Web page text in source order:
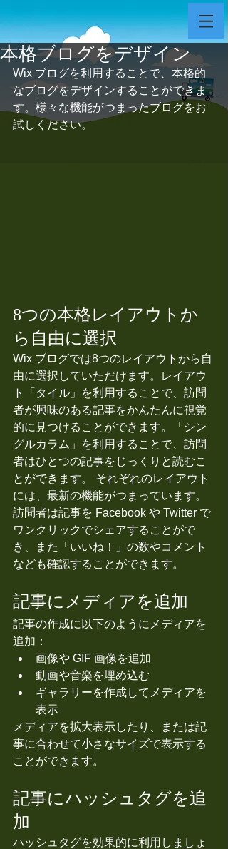
本格ブログをデザイン
Wix ブログを利用することで、本格的
なブログをデザインすることができま
す。様々な機能がつまったブログをお
試しください。
8つの本格レイアウトか
ら自由に選択
Wix ブログでは8つのレイアウトから自
由に選択していただけます。レイアウ
ト「タイル」を利用することで、訪問
者が興味のある記事をかんたんに視覚
的に見つけることができます。「シン
グルカラム」を利用することで、訪問
者はひとつの記事をじっくりと読むこ
とができます。 それぞれのレイアウト
には、最新の機能がつまっています。
訪問者は記事を Facebook や Twitter で
ワンクリックでシェアすることがで
き、また「いいね！」の数やコメント
なども確認することができます。
記事にメディアを追加
記事の作成に以下のようにメディアを
追加：
画像や GIF 画像を追加
動画や音楽を埋め込む
ギャラリーを作成してメディアを
表示
メディアを拡大表示したり、または記
事に合わせて小さなサイズで表示する
ことができます。
記事にハッシュタグを追
加
ハッシュタグを効果的に利用しましょ